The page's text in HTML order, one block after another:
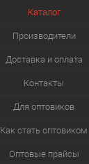
Каталог
Производители
Доставка и оплата
Контакты
Для оптовиков
Как стать оптовиком
Оптовые прайсы